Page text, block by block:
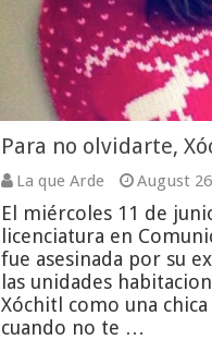
Para no olvidarte,
La que Arde August
El miércoles 11 de
licenciatura en
fue asesinada por su
las unidades
Xóchitl como una
cuando no te …